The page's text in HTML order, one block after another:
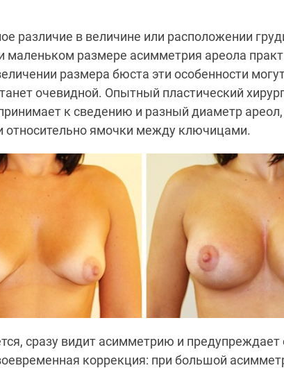
различие в величине или расположении
размере асимметрия ареола
размера бюста эти особенности
очевидной. Опытный пластический
к сведению и разный диаметр ареол,
относительно ямочки между ключицами.
сразу видит асимметрию и предупреждает
коррекция: при большой